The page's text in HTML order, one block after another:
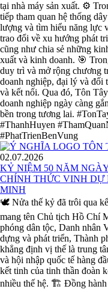
tại nhà máy sản xuất. ⚙️
tiếp tham quan hệ thống
lượng và tìm hiểu năng lực
trao đổi về xu hướng phát
cũng như chia sẻ những
xuất và kinh doanh. 🎯
duy trì và mở rộng chương
doanh nghiệp, đại lý và đối
và kết nối. Qua đó, Tôn
doanh nghiệp ngày càng
bền trong tương lai.
#ThanhHuyen
#PhatTrienBenVung
02.07.2026
KỶ NIỆM 50 NĂM
CHÍNH THỨC VINH DỰ
MINH
🕊️ Nửa thế kỷ đã trôi qua
mang tên Chủ tịch Hồ Chí
phóng dân tộc, Danh nhân
dựng và phát triển, Thành
khẳng định vị thế là trung
và hội nhập quốc tế hàng
kết tinh của tinh thần đoàn
nhiều thế hệ. 🏗️ Đồng hành